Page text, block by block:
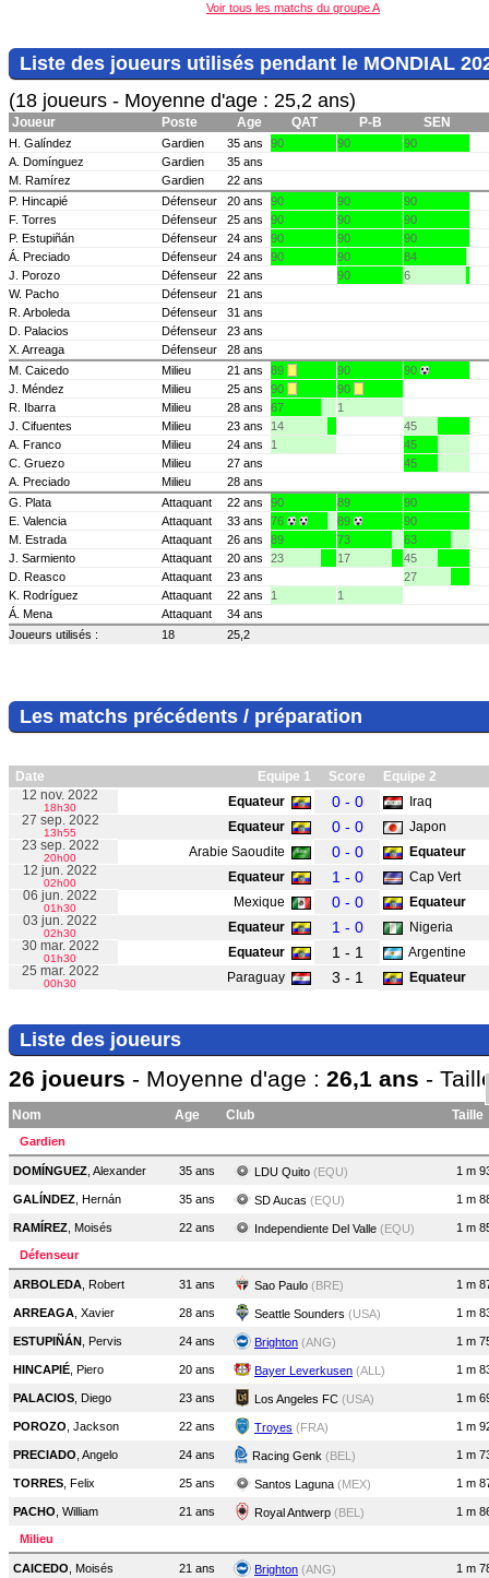
Voir tous les matchs du groupe A
Liste des joueurs utilisés pendant le MONDIAL
(18 joueurs - Moyenne d'age : 25,2 ans)
Joueur Poste Age QAT P-B SEN
H. Galíndez Gardien 35 ans 90 90
90
A. Domínguez
Gardien
35 ans
M. Ramírez
Gardien
22 ans
P. Hincapié
Défenseur 20 ans 90 90
90
F. Torres
Défenseur 25 ans 90 90
90
P. Estupiñán
Défenseur 24 ans 90 90
90
Á. Preciado
Défenseur 24 ans 90 90
84
J. Porozo
Défenseur 22 ans 90
6
W. Pacho
Défenseur
21 ans
R. Arboleda
Défenseur
31 ans
D. Palacios
Défenseur
23 ans
X. Arreaga
Défenseur
28 ans
M. Caicedo
Milieu 21 ans 89 90
90
J. Méndez
Milieu 25 ans 90
90
R. Ibarra
Milieu 28 ans 67
1
J. Cifuentes
Milieu 23 ans 14
45
A. Franco
Milieu 24 ans 1
45
C. Gruezo
Milieu 27 ans
45
A. Preciado
Milieu
28 ans
G. Plata
Attaquant 22 ans 90 89
90
E. Valencia
Attaquant 33 ans 76 89
90
M. Estrada
Attaquant 26 ans 89 73
63
J. Sarmiento
Attaquant 20 ans 23 17
45
D. Reasco
Attaquant 23 ans
27
K. Rodríguez
Attaquant 22 ans 1
1
Á. Mena
Attaquant
34 ans
Joueurs utilisés :
18 25,2
Les matchs précédents / préparation
Date Equipe 1 Score
Equipe 2
12 nov. 2022
18h30 Equateur 0 - 0
Iraq
27 sep. 2022
13h55 Equateur 0 - 0
Japon
23 sep. 2022
20h00 Arabie Saoudite 0 - 0
Equateur
12 jun. 2022
02h00 Equateur 1 - 0
Cap Vert
06 jun. 2022
01h30 Mexique 0 - 0
Equateur
03 jun. 2022
02h30 Equateur 1 - 0
Nigeria
30 mar. 2022
01h30 Equateur 1 - 1
Argentine
25 mar. 2022
00h30 Paraguay 3 - 1 Equateur
Liste des joueurs
26 joueurs - Moyenne d'age : 26,1 ans -
Nom Age Club Taille
Gardien
DOMÍNGUEZ , Alexander 35 ans LDU Quito (EQU) 1 m
GALÍNDEZ , Hernán 35 ans SD Aucas (EQU) 1 m
RAMÍREZ , Moisés 22 ans Independiente Del Valle (EQU) 1 m
Défenseur
ARBOLEDA , Robert 31 ans Sao Paulo (BRE) 1 m
ARREAGA , Xavier 28 ans Seattle Sounders (USA) 1 m
ESTUPIÑÁN , Pervis 24 ans Brighton (ANG) 1 m
HINCAPIÉ , Piero 20 ans Bayer Leverkusen (ALL) 1 m
PALACIOS , Diego 23 ans Los Angeles FC (USA) 1 m
POROZO , Jackson 22 ans Troyes (FRA) 1 m
PRECIADO , Angelo 24 ans Racing Genk (BEL) 1 m
TORRES , Felix 25 ans Santos Laguna (MEX) 1 m
PACHO , William 21 ans Royal Antwerp (BEL) 1 m
Milieu
CAICEDO , Moisés 21 ans Brighton (ANG) 1 m